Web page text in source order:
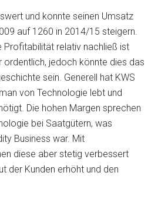
und konnte seinen Umsatz
auf 1260 in 2014/15 steigern.
Profitabilität relativ nachließ ist
ordentlich, jedoch könnte dies das
sein. Generell hat KWS
von Technologie lebt und
Die hohen Margen sprechen
bei Saatgütern, was
Business war. Mit
diese aber stetig verbessert
der Kunden erhöht und den